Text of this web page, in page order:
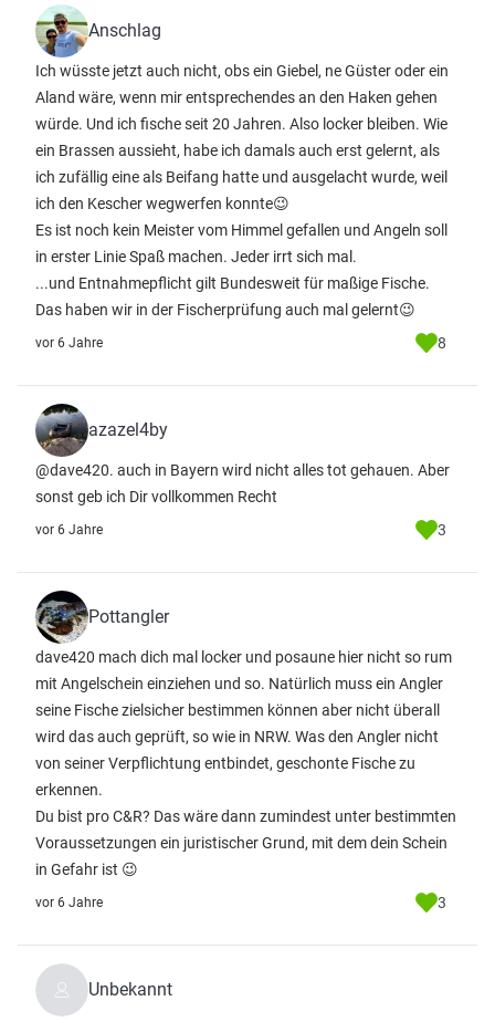
Anschlag
Ich wüsste jetzt auch nicht, obs ein Giebel, ne Güster oder ein
Aland wäre, wenn mir entsprechendes an den Haken gehen
würde. Und ich fische seit 20 Jahren. Also locker bleiben. Wie
ein Brassen aussieht, habe ich damals auch erst gelernt, als
ich zufällig eine als Beifang hatte und ausgelacht wurde, weil
ich den Kescher wegwerfen konnte😉
Es ist noch kein Meister vom Himmel gefallen und Angeln soll
in erster Linie Spaß machen. Jeder irrt sich mal.
...und Entnahmepflicht gilt Bundesweit für maßige Fische.
Das haben wir in der Fischerprüfung auch mal gelernt😉
vor 6 Jahre 8
azazel4by
@dave420. auch in Bayern wird nicht alles tot gehauen. Aber
sonst geb ich Dir vollkommen Recht
vor 6 Jahre 3
Pottangler
dave420 mach dich mal locker und posaune hier nicht so rum
mit Angelschein einziehen und so. Natürlich muss ein Angler
seine Fische zielsicher bestimmen können aber nicht überall
wird das auch geprüft, so wie in NRW. Was den Angler nicht
von seiner Verpflichtung entbindet, geschonte Fische zu
erkennen.
Du bist pro C&R? Das wäre dann zumindest unter bestimmten
Voraussetzungen ein juristischer Grund, mit dem dein Schein
in Gefahr ist 😉
vor 6 Jahre 3
Unbekannt